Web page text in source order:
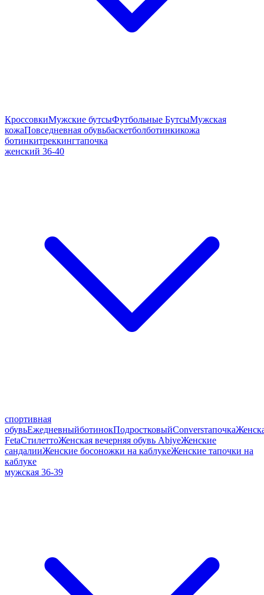
КроссовкиМужские бутсыФутбольные БутсыМужская
кожаПовседневная обувьбаскетболботинкикожа
ботинкитреккингтапочка
женский 36-40
спортивная
обувьЕжедневныйботинокПодростковыйConversтапочка
FetaСтилеттоЖенская вечерняя обувь AbiyeЖенские
сандалииЖенские босоножки на каблукеЖенские тапочки на
каблуке
мужская 36-39